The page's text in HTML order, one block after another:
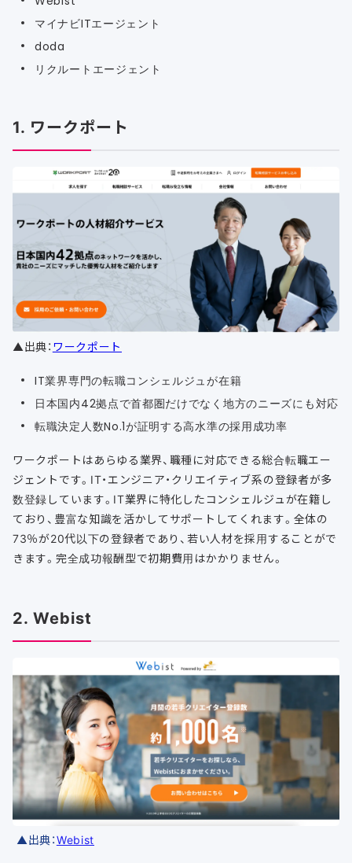
マイナビITエージェント
doda
リクルートエージェント
1. ワークポート
▲出典： ワークポート
IT業界専門の転職コンシェルジュが在籍
日本国内42拠点で首都圏だけでなく地方のニーズにも対応
転職決定人数No.1が証明する高水準の採用成功率
ワークポートはあらゆる業界、職種に対応できる総合転職エー
ジェントです。IT・エンジニア・クリエイティブ系の登録者が多
数登録しています。IT業界に特化したコンシェルジュが在籍し
ており、豊富な知識を活かしてサポートしてくれます。全体の
73％が20代以下の登録者であり、若い人材を採用することがで
きます。完全成功報酬型で初期費用はかかりません。
2. Webist
▲出典：Webist